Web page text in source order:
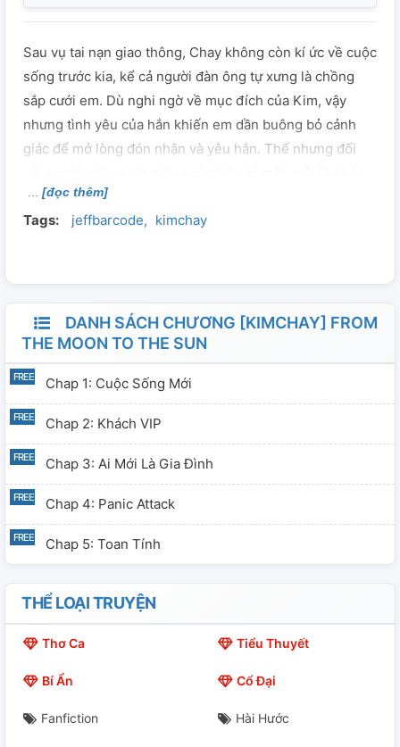
Sau vụ tai nạn giao thông, Chay không còn kí ức về cuộc
sống trước kia, kể cả người đàn ông tự xưng là chồng
sắp cưới em. Dù nghi ngờ về mục đích của Kim, vậy
nhưng tình yêu của hắn khiến em dần buông bỏ cảnh
giác để mở lòng đón nhận và yêu hắn. Thế nhưng đối
tách lại khiến em nhận ra rằng Kim chính là người tước
đi cuộc sống ban đầu của mình và sau tất cả Chay một
[đọc thêm]
Tags: jeffbarcode kimchay
DANH SÁCH CHƯƠNG [KIMCHAY] FROM
THE MOON TO THE SUN
Chap 1: Cuộc Sống Mới
Chap 2: Khách VIP
Chap 3: Ai Mới Là Gia Đình
Chap 4: Panic Attack
Chap 5: Toan Tính
THỂ LOẠI TRUYỆN
Thơ Ca Tiểu Thuyết
Bí Ẩn Cổ Đại
Fanfiction Hài Hước